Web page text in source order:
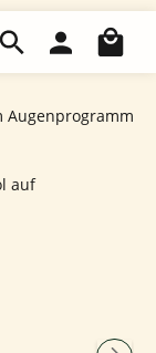
Augenprogramm